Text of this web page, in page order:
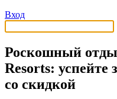
Вход
Роскошный
Resorts: успейте
со скидкой